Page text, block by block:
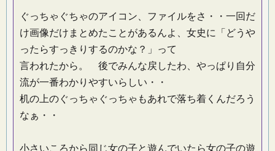
ぐっちゃぐちゃのアイコン、ファイルをさ・・一回だ
け画像だけまとめたことがあるんよ、女史に「どうや
ったらすっきりするのかな？」って
言われたから。 後でみんな戻したわ、やっぱり自分
流が一番わかりやすいらしい・・
机の上のぐっちゃぐっちゃもあれで落ち着くんだろう
なぁ・・
小さいころから同じ女の子と遊んでいたら女の子の遊